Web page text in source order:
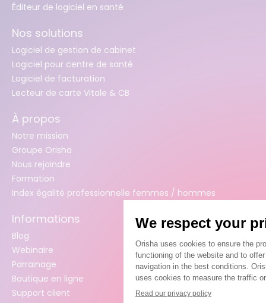
Éditeur de logiciel en santé
Nos solutions
Logiciel de gestion de cabinet
Logiciel pour centre de santé
Logiciel de facturation
Lecteur de carte Vitale & CB
À propos
Notre mission
Groupe Orisha
Nous rejoindre
Formation
Index égalité professionnelle femmes / hommes
Informations
Blog
Webinaire
Parrainage
Boutique en ligne
Support client